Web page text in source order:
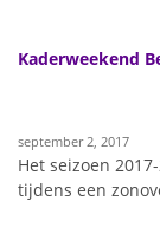
Kaderweekend
september 2, 2017
Het seizoen
tijdens een